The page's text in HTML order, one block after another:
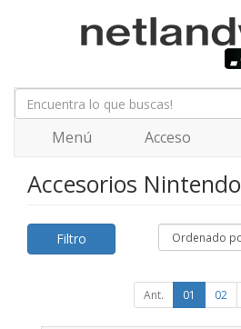
Menú Acceso
Accesorios Nintendo
Filtro
Ant. 01 02